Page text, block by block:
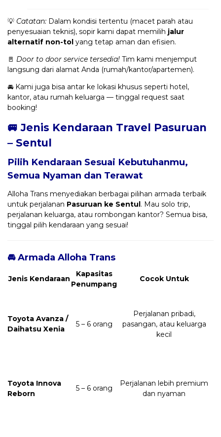
💡 Catatan: Dalam kondisi tertentu (macet parah atau
penyesuaian teknis), sopir kami dapat memilih jalur
alternatif non-tol yang tetap aman dan efisien.
🚪 Door to door service tersedia! Tim kami menjemput
langsung dari alamat Anda (rumah/kantor/apartemen).
🚘 Kami juga bisa antar ke lokasi khusus seperti hotel,
kantor, atau rumah keluarga — tinggal request saat
booking!
🚐 Jenis Kendaraan Travel Pasuruan
– Sentul
Pilih Kendaraan Sesuai Kebutuhanmu,
Semua Nyaman dan Terawat
Alloha Trans menyediakan berbagai pilihan armada terbaik
untuk perjalanan Pasuruan ke Sentul. Mau solo trip,
perjalanan keluarga, atau rombongan kantor? Semua bisa,
tinggal pilih kendaraan yang sesuai!
🚘 Armada Alloha Trans
Jenis Kendaraan
Kapasitas
Penumpang
Cocok Untuk
Toyota Avanza /
Daihatsu Xenia
5 – 6 orang
Perjalanan pribadi,
pasangan, atau keluarga
kecil
Toyota Innova
Reborn
5 – 6 orang
Perjalanan lebih premium
dan nyaman